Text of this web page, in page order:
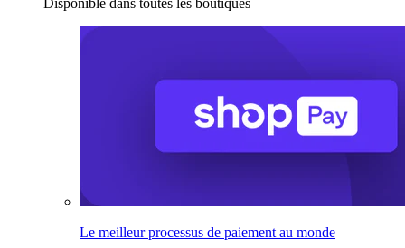
Disponible dans toutes les boutiques
Le meilleur processus de paiement au monde